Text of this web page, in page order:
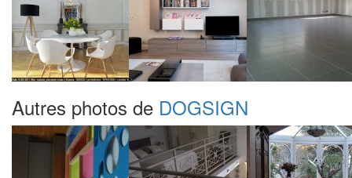
Autres photos de DOGSIGN